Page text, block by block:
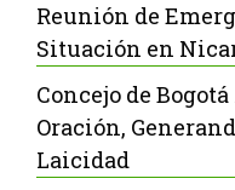
Reunión de
Situación en
Concejo de
Oración,
Laicidad